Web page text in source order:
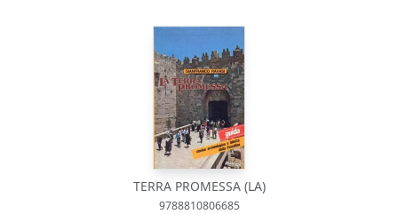
TERRA PROMESSA (LA)
9788810806685